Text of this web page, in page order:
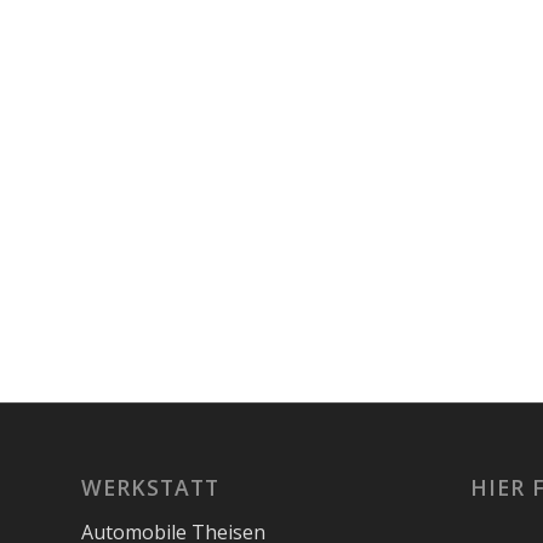
WERKSTATT
Automobile Theisen
HIER